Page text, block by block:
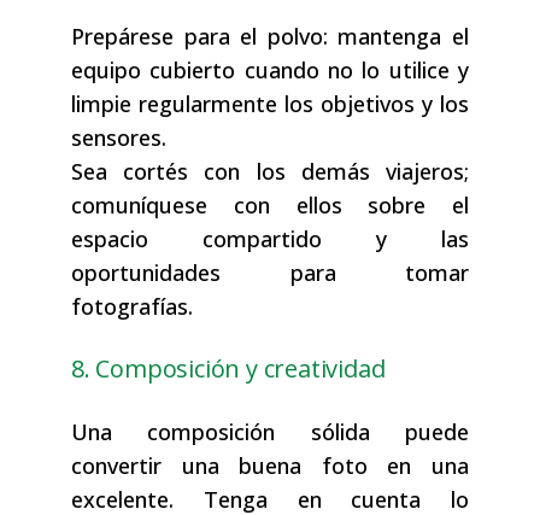
Prepárese para el polvo: mantenga el
equipo cubierto cuando no lo utilice y
limpie regularmente los objetivos y los
sensores.
Sea cortés con los demás viajeros;
comuníquese con ellos sobre el
espacio compartido y las
oportunidades para tomar
fotografías.
8. Composición y creatividad
Una composición sólida puede
convertir una buena foto en una
excelente. Tenga en cuenta lo